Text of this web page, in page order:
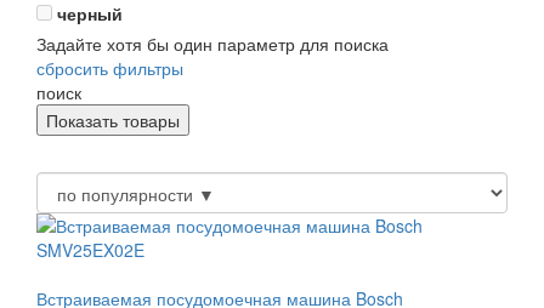
черный
Задайте хотя бы один параметр для поиска
сбросить фильтры
поиск
Встраиваемая посудомоечная машина Bosch